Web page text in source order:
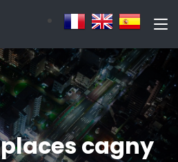
cagny